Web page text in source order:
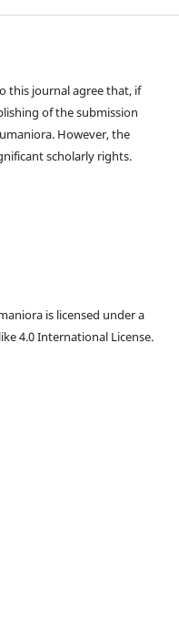
this journal agree that, if
of the submission
However, the
scholarly rights.
is licensed under a
4.0 International License.